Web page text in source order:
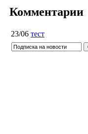
Комментарии
23/06 тест